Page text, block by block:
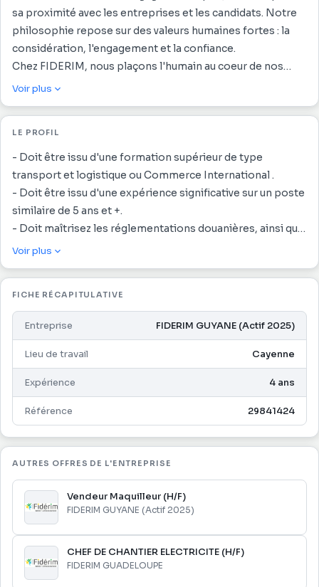
sa proximité avec les entreprises et les candidats. Notre
philosophie repose sur des valeurs humaines fortes : la
considération, l'engagement et la confiance.
Chez FIDERIM, nous plaçons l'humain au coeur de nos
priorités et accompagnons chaque talent avec attention
Notre talent, c'est vous !
Dans le cadre de notre politique diversité, nous étudions,
à compétences égales, toutes les candidatures, y compris
celles de personnes en situation de handicap.
vos missions seront les suivantes :
- La gestion administratives et douanières des
importations et exportation des marchandises par voie
informatique ;
- La gestion et le suivi des litiges ;
- Le conseil client concernant leurs besoins concernant la
législation douanière ;
- Le contact régulier avec l'administration des douanes.
Voir plus
LE PROFIL
- Doit être issu d'une formation supérieur de type
transport et logistique ou Commerce International .
- Doit être issu d'une expérience significative sur un poste
similaire de 5 ans et +.
- Doit maîtrisez les réglementations douanières, ainsi que
les régimes particuliers et les marchandises à caractères
- Maîtrise des outils informatiques et idéalement des
logiciels douaniers
- Capacité d'analyse, rigueur administrative et sens de
l'organisation
-Dynamique, motivé(e) et attiré(e) par les
environnements internationaux.
- Bon niveau d'anglais opérationnel.
- Aisance relationnelle, facilité à négocier et à conseiller
les interlocuteurs
Voir plus
FICHE RÉCAPITULATIVE
Entreprise FIDERIM GUYANE (Actif 2025)
Lieu de travail Cayenne
Expérience 4 ans
Référence 29841424
AUTRES OFFRES DE L'ENTREPRISE
Vendeur Maquilleur (H/F)
FIDERIM GUYANE (Actif 2025)
CHEF DE CHANTIER ELECTRICITE (H/F)
FIDERIM GUADELOUPE